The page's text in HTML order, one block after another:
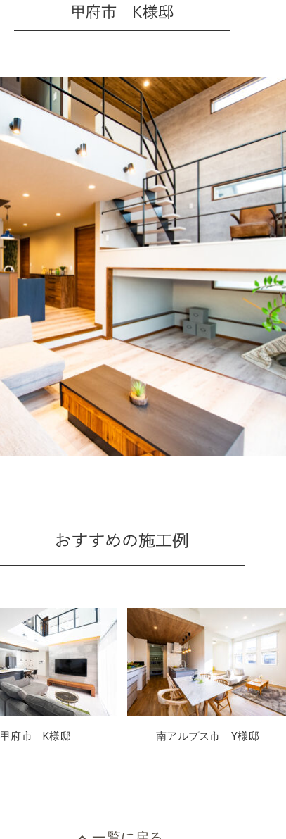
甲府市 K様邸
おすすめの施工例
甲府市 K様邸 南アルプス市 Y様邸